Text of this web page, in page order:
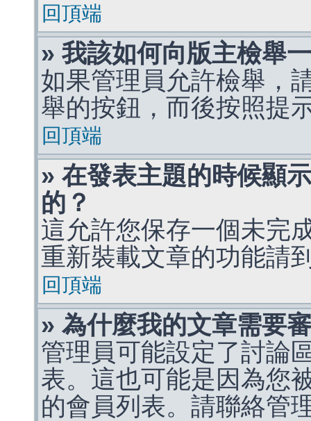
回頂端
» 我該如何向版主檢舉
如果管理員允許檢舉，
舉的按鈕，而後按照提
回頂端
» 在發表主題的時候顯
的？
這允許您保存一個未完
重新裝載文章的功能請
回頂端
» 為什麼我的文章需要
管理員可能設定了討論
表。這也可能是因為您
的會員列表。請聯絡管